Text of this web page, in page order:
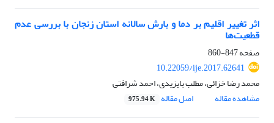
اثر تغییر اقلیم بر دما و بارش سالانه استان زنجان با بررسی عدم
قطعیت‌ها
صفحه847-860
10.22059/ije.2017.62641
محمد رضا خزائی، مطلب بایزیدی، احمد شرافتی
مشاهده مقاله
اصل مقاله 975.94 K